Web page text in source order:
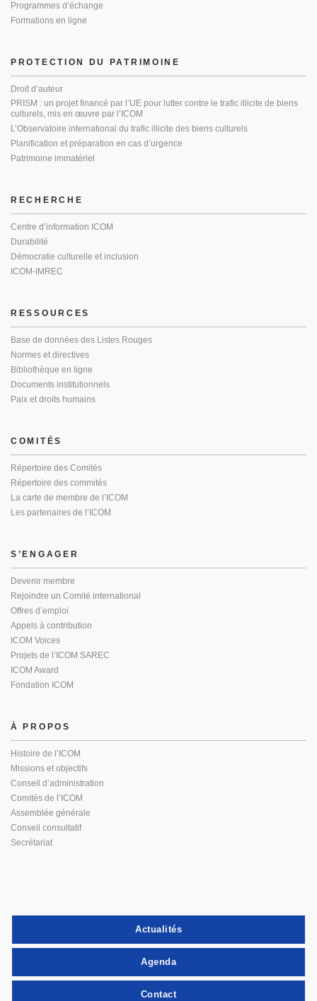
PROTECTION DU PATRIMOINE
Droit d’auteur
PRISM : un projet financé par l’UE pour lutter contre le trafic illicite de biens
culturels, mis en œuvre par l’ICOM
L’Observatoire international du trafic illicite des biens culturels
Planification et préparation en cas d’urgence
Patrimoine immatériel
Programmes d’échange
Formations en ligne
RECHERCHE
Centre d’information ICOM
Durabilité
Démocratie culturelle et inclusion
ICOM-IMREC
RESSOURCES
Base de données des Listes Rouges
Normes et directives
Bibliothèque en ligne
Documents institutionnels
Paix et droits humains
COMITÉS
Répertoire des Comités
Répertoire des commités
La carte de membre de l’ICOM
Les partenaires de l’ICOM
S’ENGAGER
Devenir membre
Rejoindre un Comité international
Offres d’emploi
Appels à contribution
ICOM Voices
Projets de l’ICOM SAREC
ICOM Award
Fondation ICOM
À PROPOS
Histoire de l’ICOM
Missions et objectifs
Conseil d’administration
Comités de l’ICOM
Assemblée générale
Conseil consultatif
Secrétariat
Actualités
Agenda
Contact